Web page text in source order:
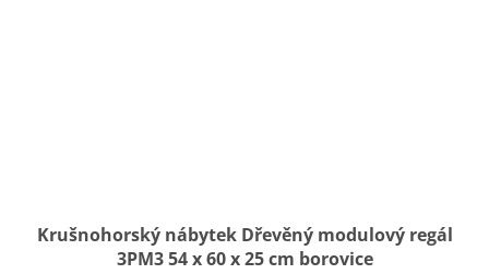
Krušnohorský nábytek Dřevěný modulový regál
3PM3 54 x 60 x 25 cm borovice